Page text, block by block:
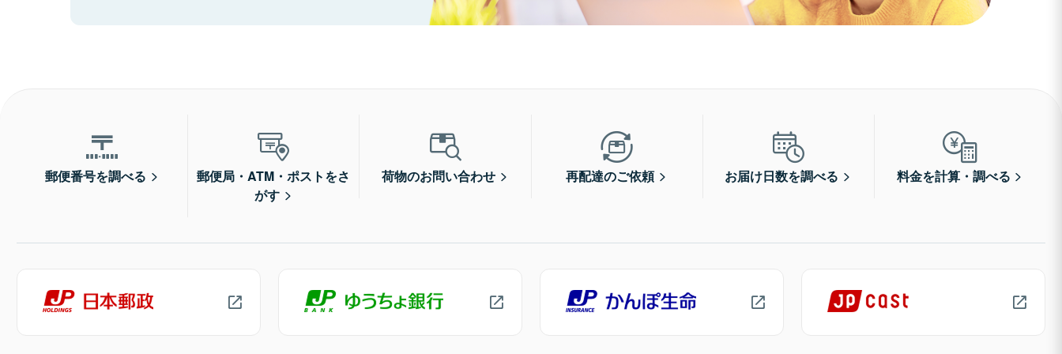
郵便番号を調べる
郵便局・ATM・ポストをさ
がす
荷物のお問い合わせ 再配達のご依頼 お届け日数を調べる 料金を計算・調べる